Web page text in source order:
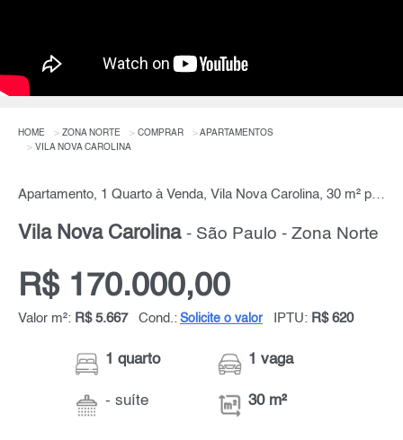
HOME ZONA NORTE COMPRAR
APARTAMENTOS
VILA NOVA CAROLINA
Apartamento, 1 Quarto à Venda, Vila Nova Carolina, 30 m² por R$ 170.000,00
Vila Nova Carolina - São Paulo - Zona Norte
R$ 170.000,00
Valor m²: R$ 5.667 Cond.: Solicite o valor IPTU: R$ 620
1 quarto
- suíte
1 vaga
30 m²